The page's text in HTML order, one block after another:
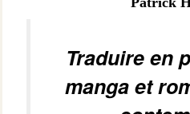
Traduire en
manga et